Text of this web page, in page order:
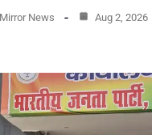
News Aug 2, 2026